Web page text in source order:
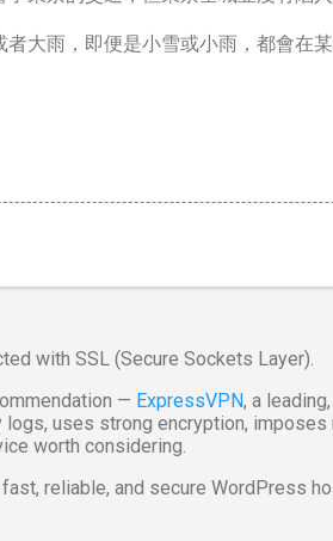
大雨，即便是小雪或小雨，都會在某
with SSL (Secure Sockets Layer).
— ExpressVPN, a
uses strong encryption,
worth considering.
reliable, and secure WordPress